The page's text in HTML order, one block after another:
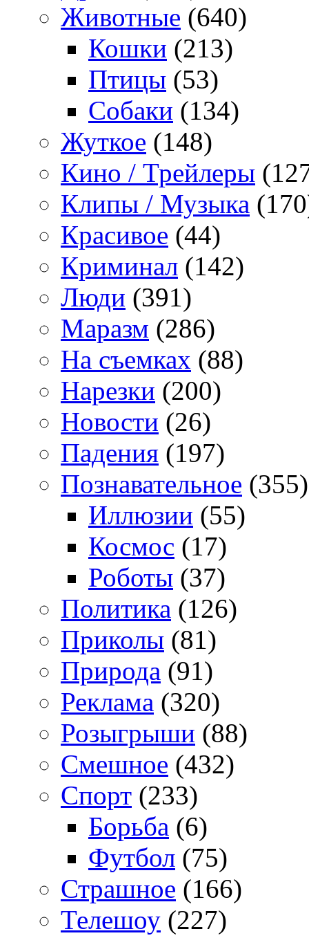
Животные (640)
Кошки (213)
Птицы (53)
Собаки (134)
Жуткое (148)
Кино / Трейлеры
Клипы / Музыка
Красивое (44)
Криминал (142)
Люди (391)
Маразм (286)
На съемках (88)
Нарезки (200)
Новости (26)
Падения (197)
Познавательное (355)
Иллюзии (55)
Космос (17)
Роботы (37)
Политика (126)
Приколы (81)
Природа (91)
Реклама (320)
Розыгрыши (88)
Смешное (432)
Спорт (233)
Борьба (6)
Футбол (75)
Страшное (166)
Телешоу (227)